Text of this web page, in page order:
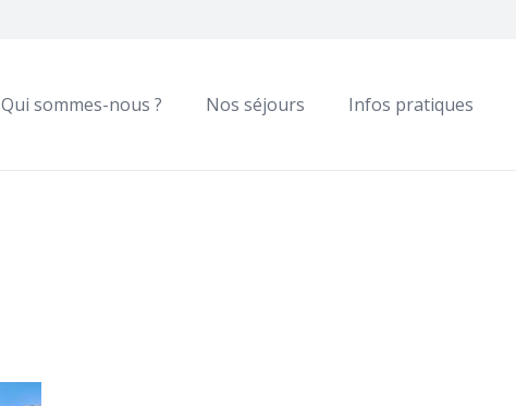
Qui sommes-nous ? Nos séjours Infos pratiques